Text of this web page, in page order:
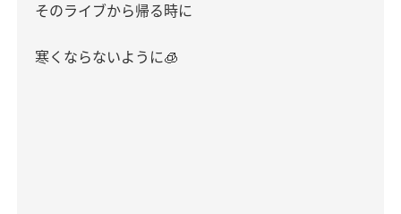
そのライブから帰る時に
寒くならないように🧊